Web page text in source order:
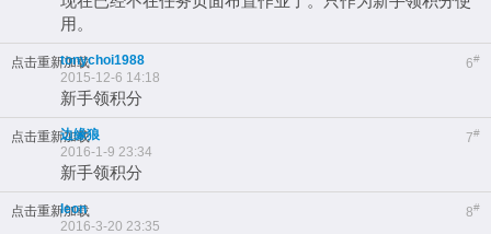
用。
点击重新加载 6#
tonychoi1988
2015-12-6 14:18
新手领积分
点击重新加载 7#
边缘狼
2016-1-9 23:34
新手领积分
点击重新加载 8#
leon
2016-3-20 23:35